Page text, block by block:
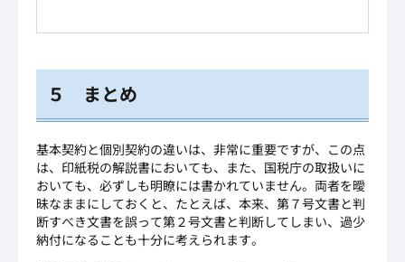
５ まとめ
基本契約と個別契約の違いは、非常に重要ですが、この点
は、印紙税の解説書においても、また、国税庁の取扱いに
おいても、必ずしも明瞭には書かれていません。両者を曖
昧なままにしておくと、たとえば、本来、第７号文書と判
断すべき文書を誤って第２号文書と判断してしまい、過少
納付になることも十分に考えられます。